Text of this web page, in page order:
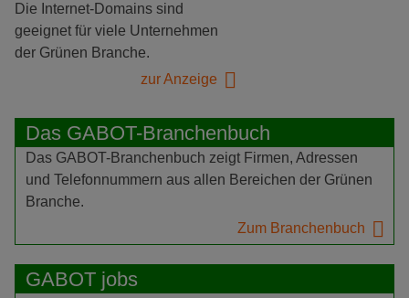
Die Internet-Domains sind
geeignet für viele Unternehmen
der Grünen Branche.
zur Anzeige
Das GABOT-Branchenbuch
Das GABOT-Branchenbuch zeigt Firmen, Adressen
und Telefonnummern aus allen Bereichen der Grünen
Branche.
Zum Branchenbuch
GABOT jobs